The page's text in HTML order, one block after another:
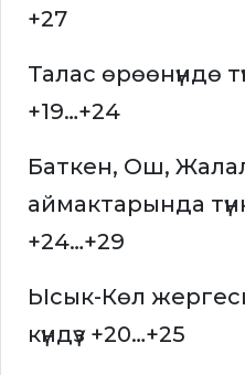
+27
Талас өрөөнүндө
+19…+24
Баткен, Ош,
аймактарында
+24…+29
Ысык-Көл
күндүз +20…+25